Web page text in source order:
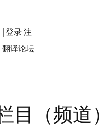
登录 注
翻译论坛
目（频道